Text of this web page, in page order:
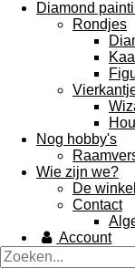
Diamond
Rondjes
Nog hobby's
Wie zijn we?
De winkel
Contact
Account